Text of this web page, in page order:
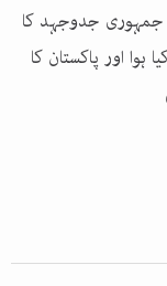
جمہوری جدوجہد کا
تا 1947 تک کب کیا ہوا اور پاکستان کا